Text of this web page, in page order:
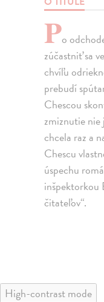
Po
zúčastniť sa
chvíľu
prebudí
Chescou
zmiznutie nie
chcela raz a
Chescu
úspechu
inšpektorkou
čitateľov“.
High-contrast mode